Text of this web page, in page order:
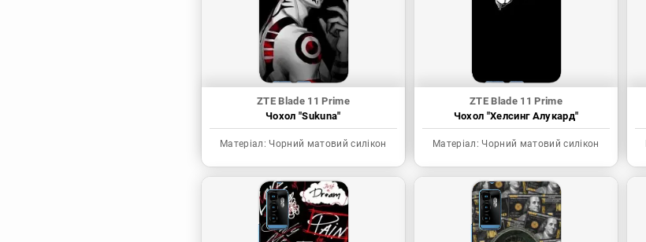
ZTE Blade 11 Prime
Чохол "Sukuna"
Матеріал: Чорний матовий силікон
ZTE Blade 11 Prime
Чохол "Хелсинг Алукард"
Матеріал: Чорний матовий силікон